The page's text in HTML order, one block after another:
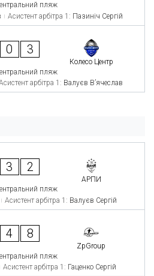
пляж
Асистент арбітра 1: Пазиніч Сергій
0 3
Колесо Центр
пляж
арбітра 1: Валуєв В’ячеслав
3 2
АРПИ
пляж
Асистент арбітра 1: Валуєв Сергій
4 8
ZpGroup
пляж
Асистент арбітра 1: Гаценко Сергій